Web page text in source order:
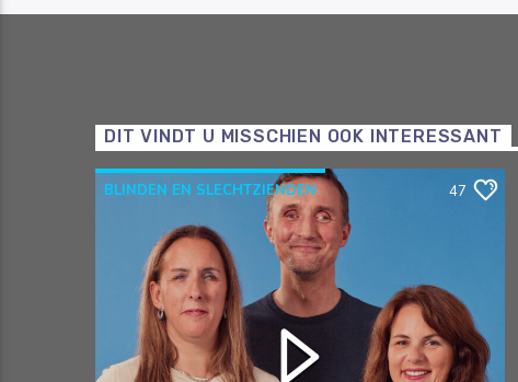
DIT VINDT U MISSCHIEN OOK INTERESSANT
BLINDEN EN SLECHTZIENDEN
OOGCAFÉ
OOGVERENIGING
RAZO & ZORG
47